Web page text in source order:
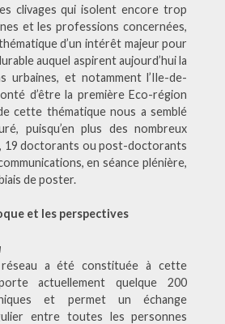
clivages qui isolent encore trop
et les professions concernées,
d’un intérêt majeur pour
auquel aspirent aujourd’hui la
urbaines, et notamment l’Ile-de-
d’être la première Eco-région
de cette thématique nous a semblé
puisqu’en plus des nombreux
19 doctorants ou post-doctorants
en séance plénière,
de poster.
et les perspectives
a été constituée à cette
actuellement quelque 200
et permet un échange
entre toutes les personnes